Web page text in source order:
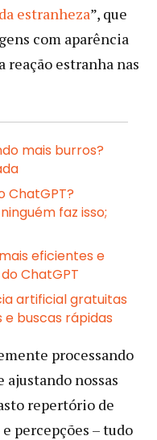
estranheza”, que
com aparência
reação estranha nas
mais burros?
ChatGPT?
faz isso;
eficientes e
ChatGPT
artificial gratuitas
buscas rápidas
processando
nossas
repertório de
percepções – tudo